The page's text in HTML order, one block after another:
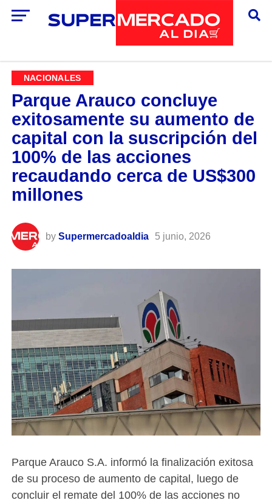
NACIONALES
Parque Arauco concluye
exitosamente su aumento de
capital con la suscripción del
100% de las acciones
recaudando cerca de US$300
millones
by Supermercadoaldia 5 junio, 2026
Parque Arauco S.A. informó la finalización exitosa
de su proceso de aumento de capital, luego de
concluir el remate del 100% de las acciones no